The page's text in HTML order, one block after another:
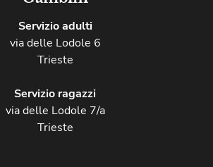
Servizio adulti
via delle Lodole 6
Trieste
Servizio ragazzi
via delle Lodole 7/a
Trieste